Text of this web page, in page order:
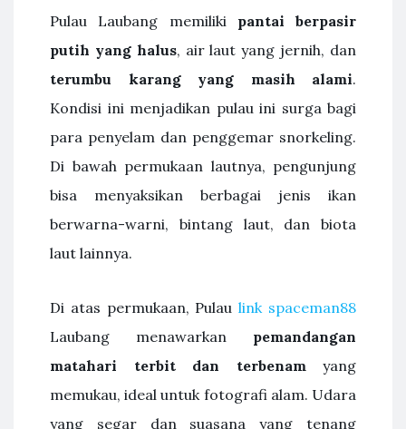
Pulau Laubang memiliki pantai berpasir
putih yang halus, air laut yang jernih, dan
terumbu karang yang masih alami.
Kondisi ini menjadikan pulau ini surga bagi
para penyelam dan penggemar snorkeling.
Di bawah permukaan lautnya, pengunjung
bisa menyaksikan berbagai jenis ikan
berwarna-warni, bintang laut, dan biota
laut lainnya.
Di atas permukaan, Pulaulink spaceman88
Laubang menawarkan pemandangan
matahari terbit dan terbenam yang
memukau, ideal untuk fotografi alam. Udara
yang segar dan suasana yang tenang